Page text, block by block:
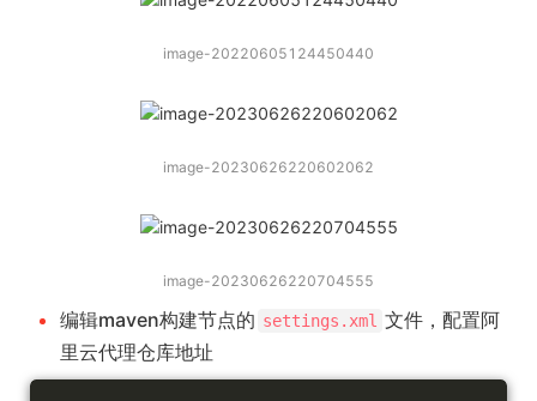
image-20220605124450440
image-20230626220602062
image-20230626220704555
编辑maven构建节点的 settings.xml 文件，配置阿
里云代理仓库地址